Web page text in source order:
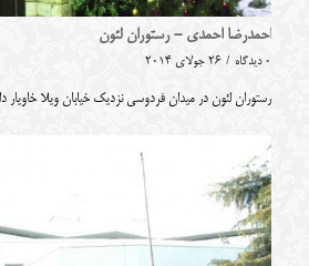
احمدرضا احمدی - رستوران لئون
0 دیدگاه / 26 جولای 2014
رستوران لئون در میدان فردوسی نزدیک خیابان ویلا